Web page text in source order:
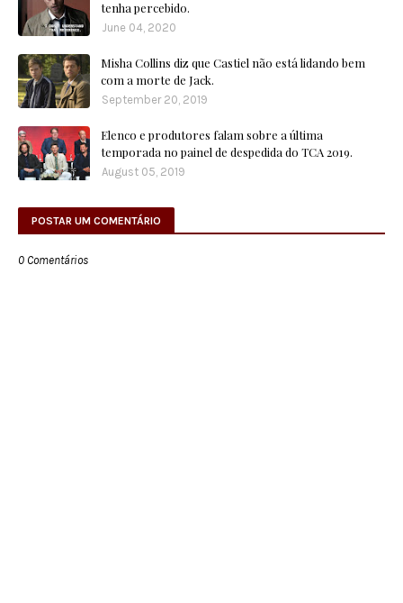
tenha percebido.
June 04, 2020
Misha Collins diz que Castiel não está lidando bem
com a morte de Jack.
September 20, 2019
Elenco e produtores falam sobre a última
temporada no painel de despedida do TCA 2019.
August 05, 2019
POSTAR UM COMENTÁRIO
0 Comentários